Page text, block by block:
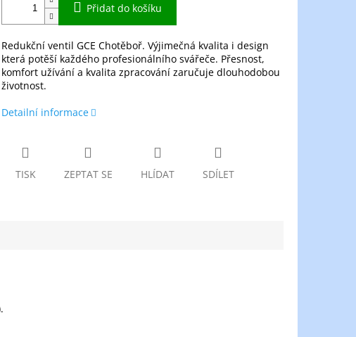
Přidat do košíku
Redukční ventil GCE Chotěboř. Výjimečná kvalita i design
která potěší každého profesionálního svářeče. Přesnost,
komfort užívání a kvalita zpracování zaručuje dlouhodobou
životnost.
Detailní informace
TISK ZEPTAT SE HLÍDAT SDÍLET